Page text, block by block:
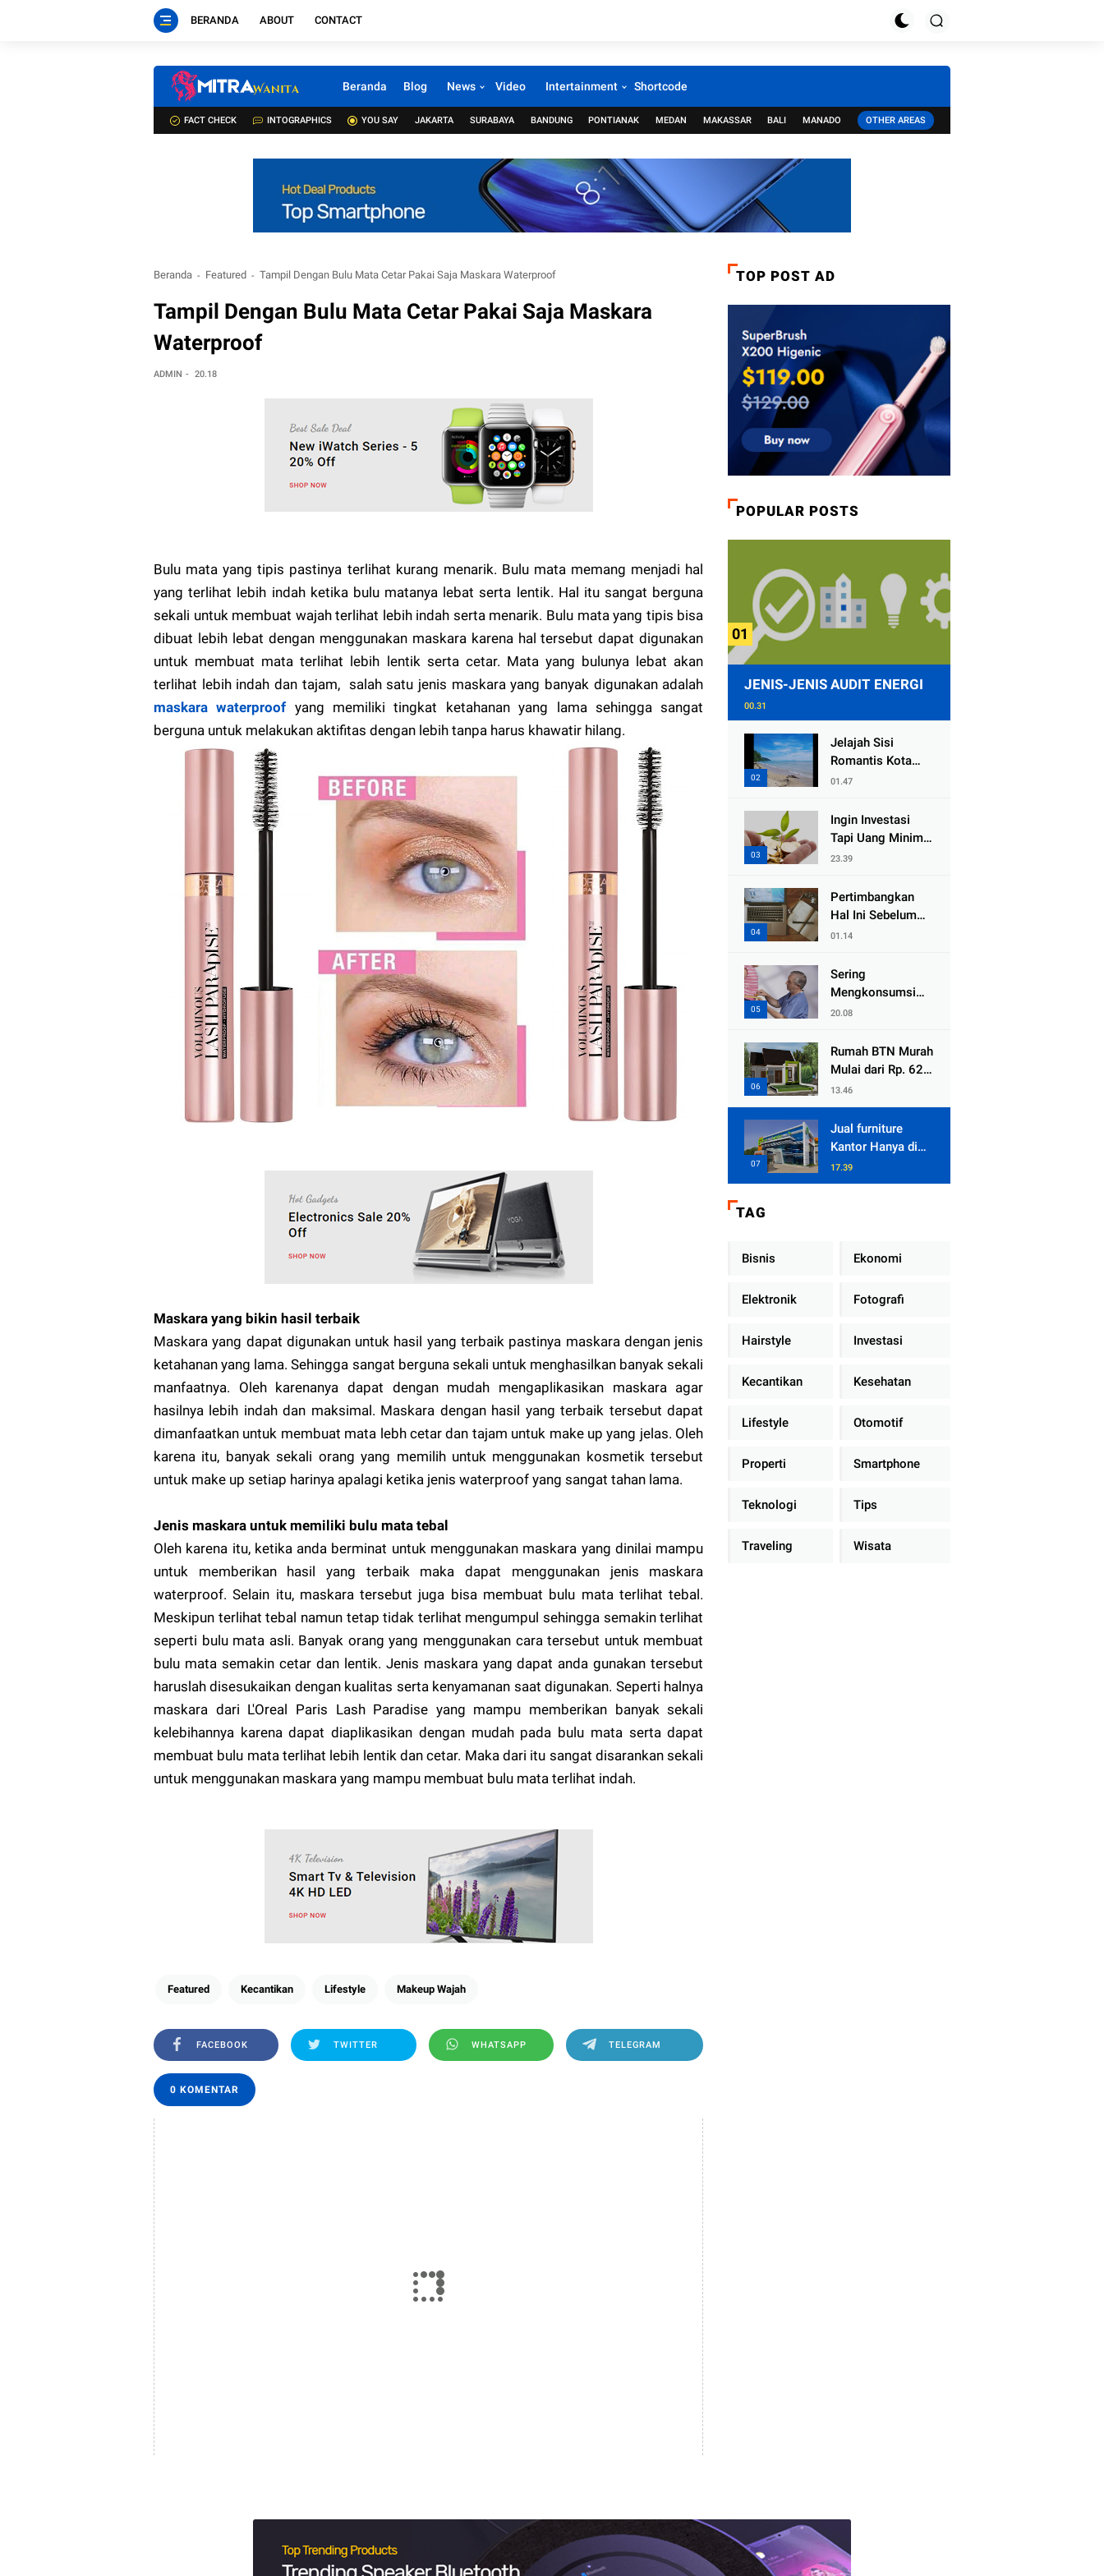
BERANDA ABOUT CONTACT
Beranda Blog News Video Intertainment Shortcode
FACT CHECK INTOGRAPHICS YOU SAY JAKARTA SURABAYA BANDUNG PONTIANAK MEDAN MAKASSAR BALI MANADO OTHER AREAS
Beranda Featured Tampil Dengan Bulu Mata Cetar Pakai Saja Maskara Waterproof
Tampil Dengan Bulu Mata Cetar Pakai Saja Maskara
Waterproof
ADMIN 20.18
Bulu mata yang tipis pastinya terlihat kurang menarik. Bulu mata memang menjadi hal
yang terlihat lebih indah ketika bulu matanya lebat serta lentik. Hal itu sangat berguna
sekali untuk membuat wajah terlihat lebih indah serta menarik. Bulu mata yang tipis bisa
dibuat lebih lebat dengan menggunakan maskara karena hal tersebut dapat digunakan
untuk membuat mata terlihat lebih lentik serta cetar. Mata yang bulunya lebat akan
terlihat lebih indah dan tajam, salah satu jenis maskara yang banyak digunakan adalah
maskara waterproof yang memiliki tingkat ketahanan yang lama sehingga sangat
berguna untuk melakukan aktifitas dengan lebih tanpa harus khawatir hilang.
Maskara yang bikin hasil terbaik
Maskara yang dapat digunakan untuk hasil yang terbaik pastinya maskara dengan jenis
ketahanan yang lama. Sehingga sangat berguna sekali untuk menghasilkan banyak sekali
manfaatnya. Oleh karenanya dapat dengan mudah mengaplikasikan maskara agar
hasilnya lebih indah dan maksimal. Maskara dengan hasil yang terbaik tersebut dapat
dimanfaatkan untuk membuat mata lebh cetar dan tajam untuk make up yang jelas. Oleh
karena itu, banyak sekali orang yang memilih untuk menggunakan kosmetik tersebut
untuk make up setiap harinya apalagi ketika jenis waterproof yang sangat tahan lama.
Jenis maskara untuk memiliki bulu mata tebal
Oleh karena itu, ketika anda berminat untuk menggunakan maskara yang dinilai mampu
untuk memberikan hasil yang terbaik maka dapat menggunakan jenis maskara
waterproof. Selain itu, maskara tersebut juga bisa membuat bulu mata terlihat tebal.
Meskipun terlihat tebal namun tetap tidak terlihat mengumpul sehingga semakin terlihat
seperti bulu mata asli. Banyak orang yang menggunakan cara tersebut untuk membuat
bulu mata semakin cetar dan lentik. Jenis maskara yang dapat anda gunakan tersebut
haruslah disesukaikan dengan kualitas serta kenyamanan saat digunakan. Seperti halnya
maskara dari L'Oreal Paris Lash Paradise yang mampu memberikan banyak sekali
kelebihannya karena dapat diaplikasikan dengan mudah pada bulu mata serta dapat
membuat bulu mata terlihat lebih lentik dan cetar. Maka dari itu sangat disarankan sekali
untuk menggunakan maskara yang mampu membuat bulu mata terlihat indah.
Featured Kecantikan Lifestyle Makeup Wajah
FACEBOOK TWITTER WHATSAPP TELEGRAM
0 KOMENTAR
TOP POST AD
POPULAR POSTS
JENIS-JENIS AUDIT ENERGI
00.31
Jelajah Sisi
Romantis Kota
Padang Bareng
Destinasi Ini
01.47
Ingin Investasi
Tapi Uang Minim?
Ini Caranya yang
23.39
Pertimbangkan
Hal Ini Sebelum
Memulai
01.14
Sering
Mengkonsumsi
Gula Lebih dari 4
Awas Diabetes
Mengintai
20.08
Rumah BTN Murah
Mulai dari Rp. 62,5
juta
13.46
Jual furniture
Kantor Hanya di
Enduro Juaranya
17.39
TAG
Bisnis Ekonomi
Elektronik Fotografi
Hairstyle Investasi
Kecantikan Kesehatan
Lifestyle Otomotif
Properti Smartphone
Teknologi Tips
Traveling Wisata